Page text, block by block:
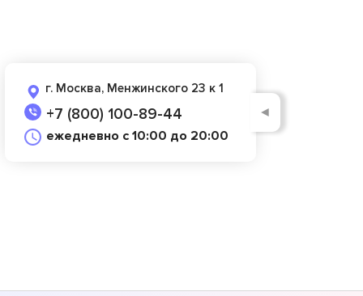
г. Москва, Менжинского 23 к 1
+7 (800) 100-89-44
ежедневно с 10:00 до 20:00
◄